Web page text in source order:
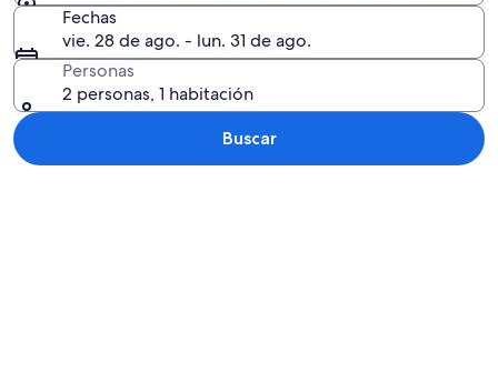
Fechas
vie. 28 de ago. - lun. 31 de ago.
Personas
2 personas, 1 habitación
Buscar